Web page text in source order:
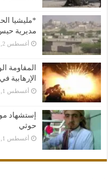
*مليشيا
مديرية
أغسطس 2, 2026
المقاومة
الإرهابية
أغسطس 1, 2026
إستشهاد
حوثي
أغسطس 1, 2026